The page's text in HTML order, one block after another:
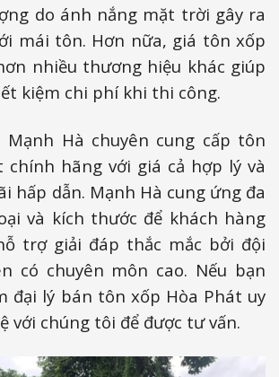
do ánh nắng mặt trời gây ra
mái tôn. Hơn nữa, giá tôn xốp
nhiều thương hiệu khác giúp
kiệm chi phí khi thi công.
Hà chuyên cung cấp tôn
chính hãng với giá cả hợp lý và
hấp dẫn. Mạnh Hà cung ứng đa
và kích thước để khách hàng
trợ giải đáp thắc mắc bởi đội
có chuyên môn cao. Nếu bạn
đại lý bán tôn xốp Hòa Phát uy
với chúng tôi để được tư vấn.